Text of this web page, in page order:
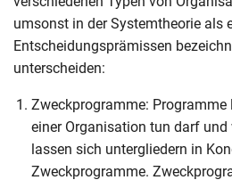
umsonst in der Systemtheorie als
Entscheidungsprämissen
unterscheiden:
Zweckprogramme: Programme
einer Organisation tun darf und
lassen sich untergliedern in
Zweckprogramme.